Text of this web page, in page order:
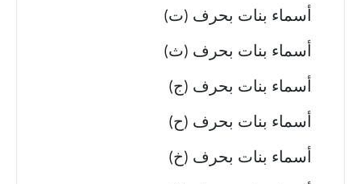
أسماء بنات بحرف (ت)
أسماء بنات بحرف (ث)
أسماء بنات بحرف (ج)
أسماء بنات بحرف (ح)
أسماء بنات بحرف (خ)